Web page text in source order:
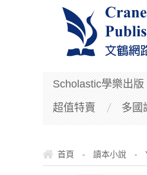
Scholastic學樂出版
超值特賣
多國
首頁 - 讀本小說 -